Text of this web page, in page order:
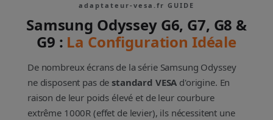
adaptateur-vesa.fr GUIDE
Samsung Odyssey G6, G7, G8 &
G9 : La Configuration Idéale
De nombreux écrans de la série Samsung Odyssey
ne disposent pas destandard VESA d'origine. En
raison de leur poids élevé et de leur courbure
extrême 1000R (effet de levier), ils nécessitent une